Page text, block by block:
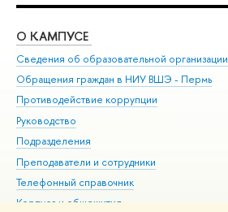
О КАМПУСЕ
Сведения об образовательной организации
Обращения граждан в НИУ ВШЭ - Пермь
Противодействие коррупции
Руководство
Подразделения
Преподаватели и сотрудники
Телефонный справочник
Корпуса и общежития